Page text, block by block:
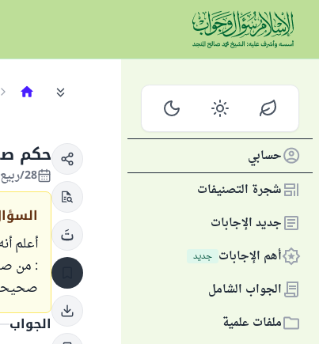
حسابي
شجرة التصنيفات
جديد الإجابات
أهم الإجابات جديد
الجواب الشامل
ملفات علمية
حكم
28/ربيع الأول/1436 الموافق 19/يناير/2015
أعلم
: من
الجواب